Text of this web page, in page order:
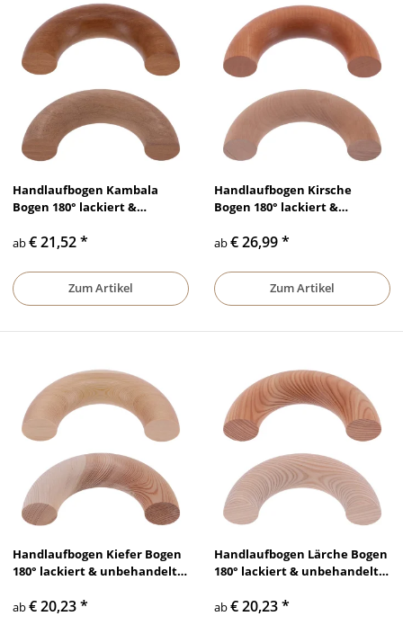
Handlaufbogen Kambala
Bogen 180° lackiert &
mm
ab€ 21,52*
Zum Artikel
Handlaufbogen Kirsche
Bogen 180° lackiert &
mm
ab€ 26,99*
Zum Artikel
Handlaufbogen Kiefer Bogen
180° lackiert & unbehandelt,
ab€ 20,23*
Handlaufbogen Lärche Bogen
180° lackiert & unbehandelt,
ab€ 20,23*